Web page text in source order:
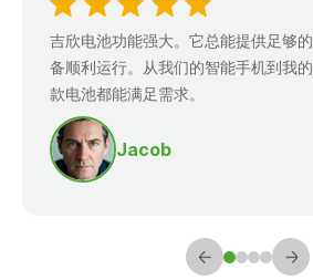
吉欣电池功能强大。它总能提供足够
备顺利运行。从我们的智能手机到我
款电池都能满足需求。
Jacob